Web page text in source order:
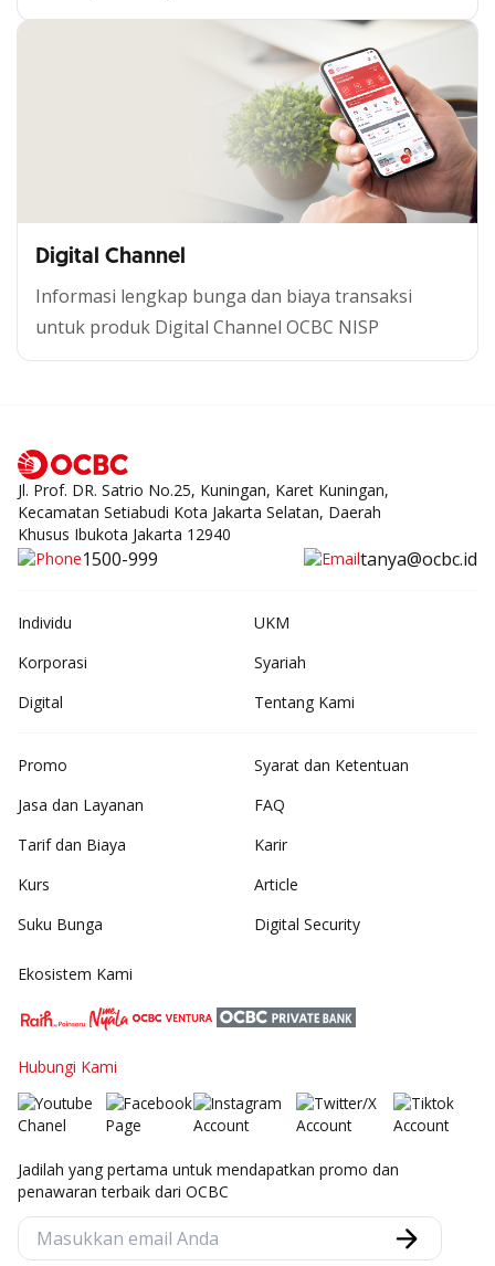
Digital Channel
Informasi lengkap bunga dan biaya transaksi
untuk produk Digital Channel OCBC NISP
Jl. Prof. DR. Satrio No.25, Kuningan, Karet Kuningan,
Kecamatan Setiabudi Kota Jakarta Selatan, Daerah
Khusus Ibukota Jakarta 12940
1500-999 tanya@ocbc.id
Individu
UKM
Korporasi
Syariah
Digital
Tentang Kami
Promo
Jasa dan Layanan
Tarif dan Biaya
Kurs
Suku Bunga
Syarat dan Ketentuan
FAQ
Karir
Article
Digital Security
Ekosistem Kami
Hubungi Kami
Jadilah yang pertama untuk mendapatkan promo dan
penawaran terbaik dari OCBC